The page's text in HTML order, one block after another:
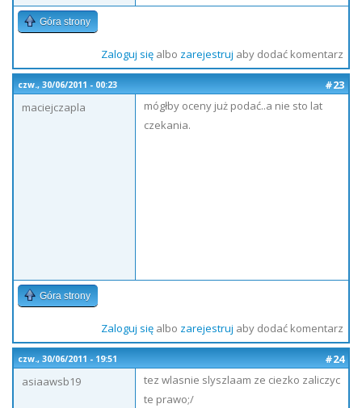
Góra strony
Zaloguj sięalbo zarejestruj aby dodać komentarz
czw., 30/06/2011 - 00:23
#23
maciejczapla
mógłby oceny już podać..a nie sto lat
czekania.
Góra strony
Zaloguj sięalbo zarejestruj aby dodać komentarz
czw., 30/06/2011 - 19:51
#24
asiaawsb19
tez wlasnie slyszlaam ze ciezko zaliczyc
te prawo;/